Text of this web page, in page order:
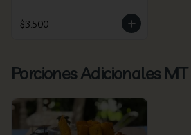
$3.500
Porciones Adicionales MT